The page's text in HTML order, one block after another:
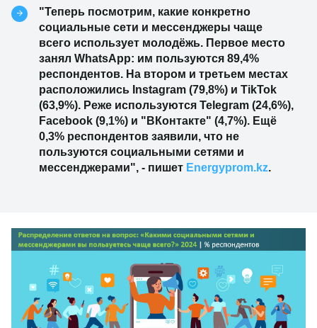
"Теперь посмотрим, какие конкретно
социальные сети и мессенджеры чаще
всего использует молодёжь. Первое место
занял WhatsApp: им пользуются 89,4%
респондентов. На втором и третьем местах
расположились Instagram (79,8%) и TikTok
(63,9%). Реже используются Telegram (24,6%),
Facebook (9,1%) и "ВКонтакте" (4,7%). Ещё
0,3% респондентов заявили, что не
пользуются социальными сетями и
мессенджерами", - пишет Еnergyprom.kz.